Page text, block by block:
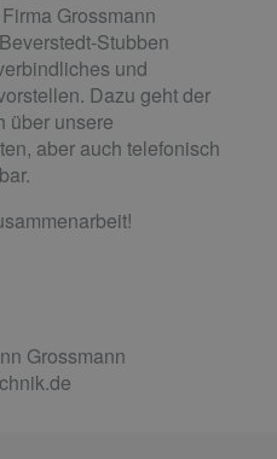
Grossmann
Stubben
und
Dazu geht der
über unsere
aber auch telefonisch
Grossmann